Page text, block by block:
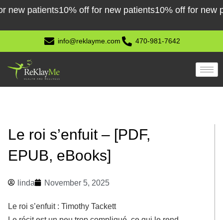
Skip
content
patients10% off for new patients10% off for new
info@reklayme.com 470-981-7642
Le roi s’enfuit – [PDF,
EPUB, eBooks]
linda November 5, 2025
Le roi s’enfuit : Timothy Tackett